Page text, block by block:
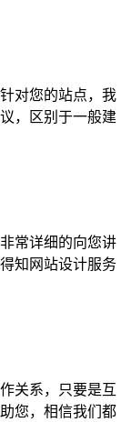
对您的站点，我
，区别于一般建
常详细的向您讲
知网站设计服务
关系，只要是互
您，相信我们都